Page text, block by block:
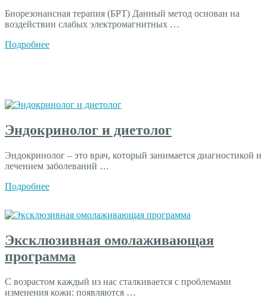
Биорезонансная терапия (БРТ) Данный метод основан на
воздействии слабых электромагнитных …
Подробнее
Эндокринолог и диетолог
Эндокринолог – это врач, который занимается диагностикой и
лечением заболеваний …
Подробнее
Эксклюзивная омолаживающая
программа
С возрастом каждый из нас сталкивается с проблемами
изменения кожи: появляются …